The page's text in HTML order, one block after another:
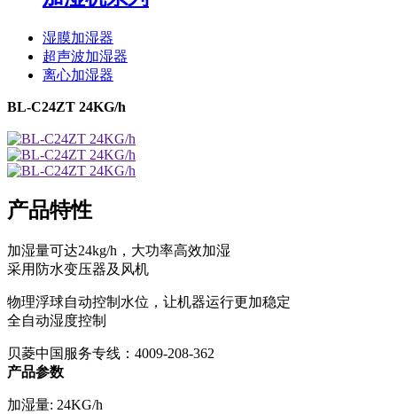
湿膜加湿器
超声波加湿器
离心加湿器
BL-C24ZT 24KG/h
产品特性
加湿量可达24kg/h，大功率高效加湿
采用防水变压器及风机
物理浮球自动控制水位，让机器运行更加稳定
全自动湿度控制
贝菱中国服务专线：4009-208-362
产品参数
加湿量: 24KG/h